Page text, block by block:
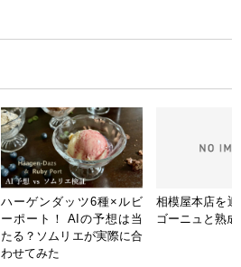
ハーゲンダッツ6種×ルビ
ーポート！ AIの予想は当
たる？ソムリエが実際に合
わせてみた
相模屋本店を
ゴーニュと熟